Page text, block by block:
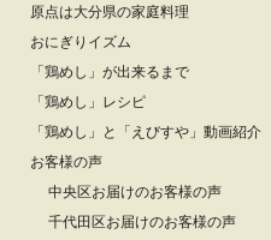
原点は大分県の家庭料理
おにぎりイズム
「鶏めし」が出来るまで
「鶏めし」レシピ
「鶏めし」と「えびすや」動画紹介
お客様の声
中央区お届けのお客様の声
千代田区お届けのお客様の声